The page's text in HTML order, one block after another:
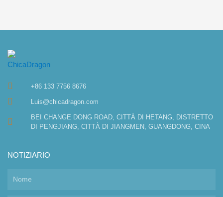
+86 133 7756 8676
Luis@chicadragon.com
BEI CHANGE DONG ROAD, CITTÀ DI HETANG, DISTRETTO
DI PENGJIANG, CITTÀ DI JIANGMEN, GUANGDONG, CINA
NOTIZIARIO